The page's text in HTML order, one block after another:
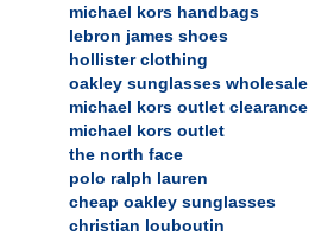
michael kors handbags
lebron james shoes
hollister clothing
oakley sunglasses wholesale
michael kors outlet clearance
michael kors outlet
the north face
polo ralph lauren
cheap oakley sunglasses
christian louboutin